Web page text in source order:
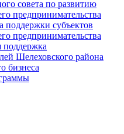
совета по развитию
предпринимательства
поддержки субъектов
предпринимательства
Шелеховского района
бизнеса